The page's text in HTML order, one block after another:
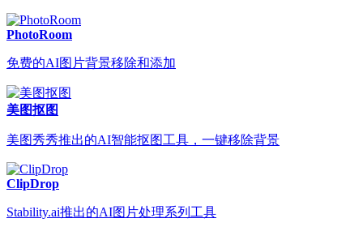
PhotoRoom
免费的AI图片背景移除和添加
美图抠图
美图秀秀推出的AI智能抠图工具，一键移除背景
ClipDrop
Stability.ai推出的AI图片处理系列工具